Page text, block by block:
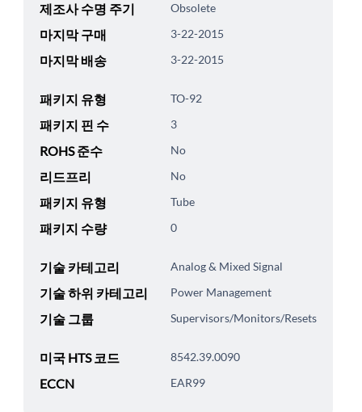
제조사 수명 주기 Obsolete
마지막 구매 3-22-2015
마지막 배송 3-22-2015
패키지 유형 TO-92
패키지 핀 수 3
ROHS 준수 No
리드프리 No
패키지 유형 Tube
패키지 수량 0
기술 카테고리 Analog & Mixed Signal
기술 하위 카테고리 Power Management
기술 그룹 Supervisors/Monitors/Resets
미국 HTS 코드 8542.39.0090
ECCN EAR99